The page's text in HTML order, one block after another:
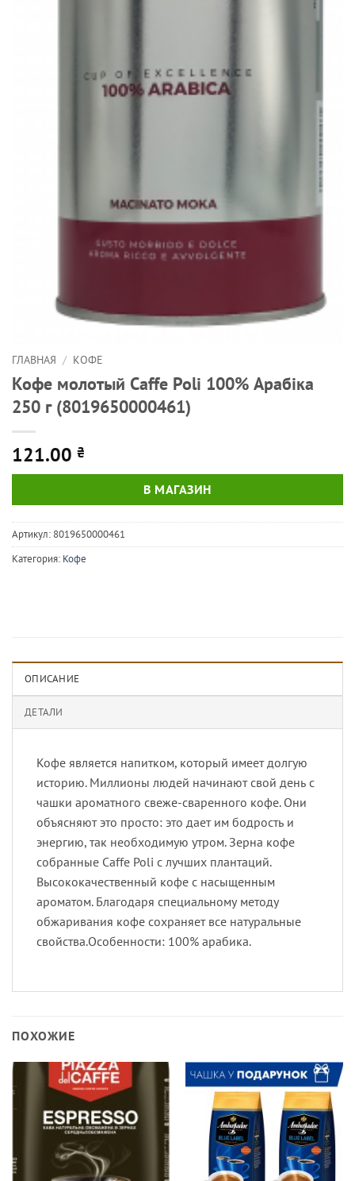
ГЛАВНАЯ / КОФЕ
Кофе молотый Caffe Poli 100% Арабіка
250 г (8019650000461)
121.00 ₴
В МАГАЗИН
Артикул: 8019650000461
Категория: Кофе
ОПИСАНИЕ
ДЕТАЛИ
Кофе является напитком, который имеет долгую
историю. Миллионы людей начинают свой день с
чашки ароматного свеже-сваренного кофе. Они
объясняют это просто: это дает им бодрость и
энергию, так необходимую утром. Зерна кофе
собранные Caffe Poli с лучших плантаций.
Высококачественный кофе с насыщенным
ароматом. Благодаря специальному методу
обжаривания кофе сохраняет все натуральные
свойства.Особенности: 100% арабика.
ПОХОЖИЕ